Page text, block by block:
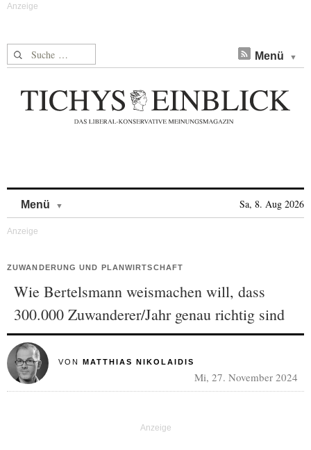
Suche nach: Menü
Menü Sa, 8. Aug 2026
ZUWANDERUNG UND PLANWIRTSCHAFT
Wie Bertelsmann weismachen will, dass
300.000 Zuwanderer/Jahr genau richtig sind
VON MATTHIAS NIKOLAIDIS
Mi, 27. November 2024